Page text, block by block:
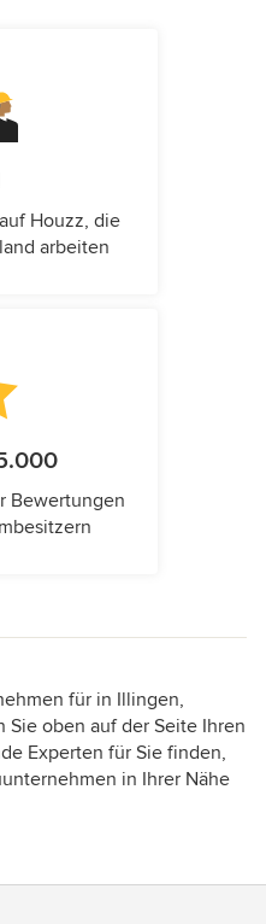
Houzz, die
arbeiten
Bewertungen
für in Illingen,
Sie oben auf der Seite Ihren
Experten für Sie finden,
in Ihrer Nähe